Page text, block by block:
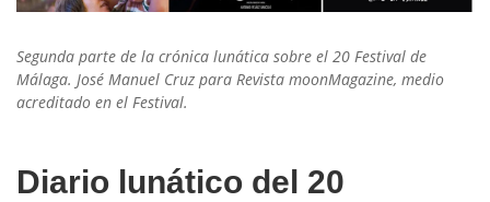
Segunda parte de la crónica lunática sobre el 20 Festival de
Málaga. José Manuel Cruz para Revista moonMagazine, medio
acreditado en el Festival.
Diario lunático del 20